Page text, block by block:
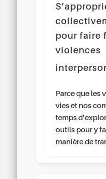
pour faire
violences
Parce que les
vies et nos
temps
outils pour y
manière de